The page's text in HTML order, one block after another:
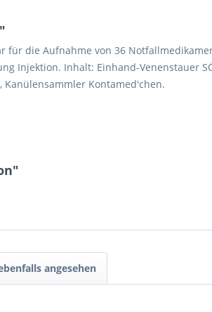
für die Aufnahme von 36
Injektion. Inhalt: Einhand-Venenstauer
Kontamed'chen.
angesehen